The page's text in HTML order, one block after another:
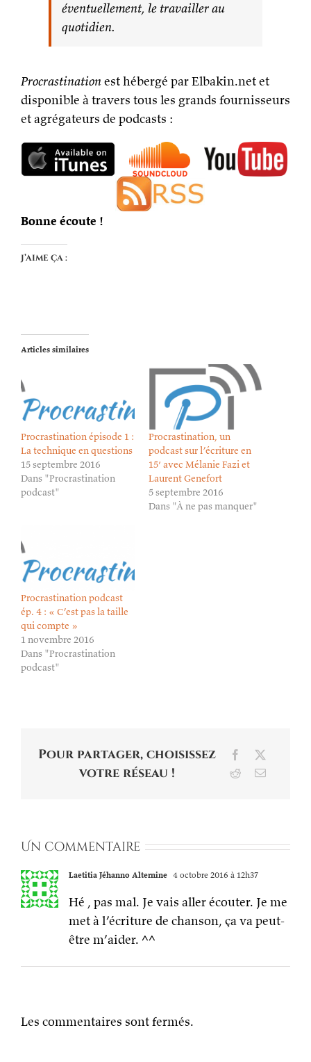
éventuellement, le travailler au
quotidien.
Procrastinationest hébergé par Elbakin.net et
disponible à travers tous les grands fournisseurs
et agrégateurs de podcasts :
Bonne écoute !
J’aime ça :
Articles similaires
Procrastination épisode 1 :
La technique en questions
15 septembre 2016
Dans "Procrastination
podcast"
Procrastination, un
podcast sur l’écriture en
15′ avec Mélanie Fazi et
Laurent Genefort
5 septembre 2016
Dans "À ne pas manquer"
Procrastination podcast
ép. 4 : « C’est pas la taille
qui compte »
1 novembre 2016
Dans "Procrastination
podcast"
Pour partager, choisissez
votre réseau !
Facebook
RedditEmail
Un commentaire
Laetitia Jéhanno Alternine 4 octobre 2016 à 12h37
Hé , pas mal. Je vais aller écouter. Je me
met à l’écriture de chanson, ça va peut-
être m’aider. ^^
Les commentaires sont fermés.